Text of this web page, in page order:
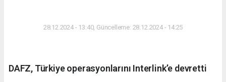
28.12.2024 - 13:40, Güncelleme: 28.12.2024 - 14:25
DAFZ, Türkiye operasyonlarını Interlink’e devretti